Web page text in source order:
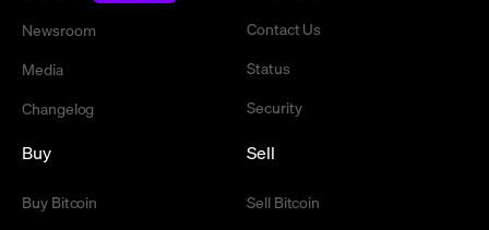
Newsroom
Media
Changelog
Contact Us
Status
Security
Buy
Buy Bitcoin
Sell
Sell Bitcoin